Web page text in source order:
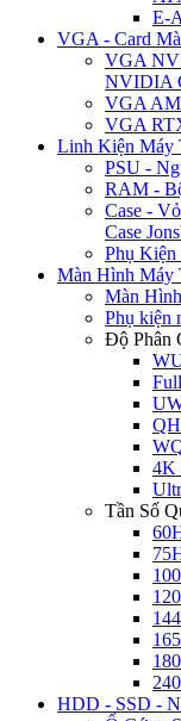
E-
VGA - Card
VGA
NVIDIA
VGA
VGA
Linh Kiện Máy
PSU -
RAM -
Case -
Case
Phụ
Màn Hình Máy
Màn
Phụ kiện
Độ Phân
4K
Tần Số
HDD - SSD -